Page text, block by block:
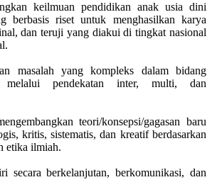
keilmuan pendidikan anak usia dini
berbasis riset untuk menghasilkan karya
dan teruji yang diakui di tingkat nasional
masalah yang kompleks dalam bidang
pendekatan inter, multi, dan
teori/konsepsi/gagasan baru
kritis, sistematis, dan kreatif berdasarkan
etika ilmiah.
secara berkelanjutan, berkomunikasi, dan